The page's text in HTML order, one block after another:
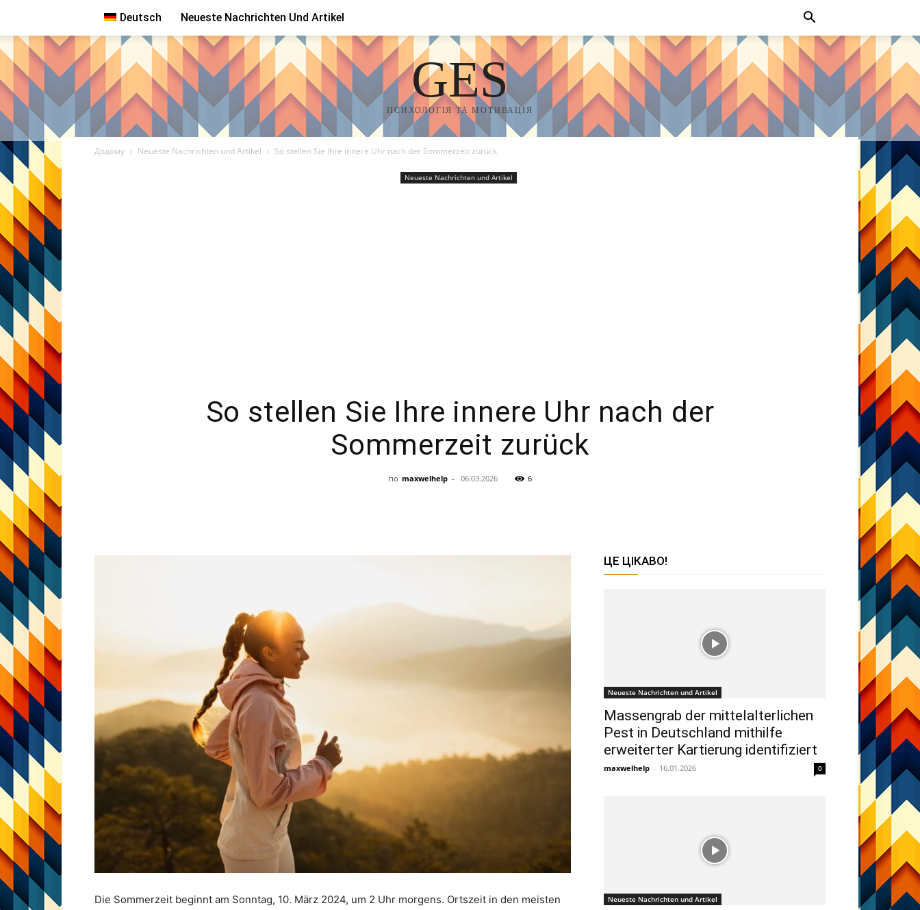
Deutsch Neueste Nachrichten Und Artikel
GES
ПСИХОЛОГІЯ ТА МОТИВАЦІЯ
Додому Neueste Nachrichten und Artikel So stellen Sie Ihre innere Uhr nach der Sommerzeit zurück
Neueste Nachrichten und Artikel
So stellen Sie Ihre innere Uhr nach der
Sommerzeit zurück
по maxwelhelp - 06.03.2026 6
Die Sommerzeit beginnt am Sonntag, 10. März 2024, um 2 Uhr morgens. Ortszeit in den meisten
ЦЕ ЦІКАВО!
Neueste Nachrichten und Artikel
Massengrab der mittelalterlichen
Pest in Deutschland mithilfe
erweiterter Kartierung identifiziert
maxwelhelp - 16.01.2026 0
Neueste Nachrichten und Artikel